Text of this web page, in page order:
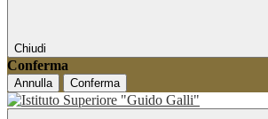
Chiudi
Conferma
Annulla Conferma